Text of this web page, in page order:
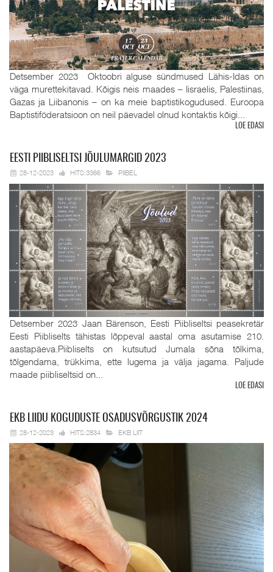
Detsember 2023 Oktoobri alguse sündmused Lähis-Idas on
väga murettekitavad. Kõigis neis maades – Iisraelis, Palestiinas,
Gazas ja Liibanonis – on ka meie baptistikogudused. Euroopa
Baptistiföderatsioon on neil päevadel olnud kontaktis kõigi...
LOE EDASI
EESTI PIIBLISELTSI JÕULUMARGID 2023
28-12-2023 HITS:3366 PIIBEL
Detsember 2023 Jaan Bärenson, Eesti Piibliseltsi peasekretär
Eesti Piibliselts tähistas lõppeval aastal oma asutamise 210.
aastapäeva.Piibliselts on kutsutud Jumala sõna tõlkima,
tõlgendama, trükkima, ette lugema ja välja jagama. Paljude
maade piibliseltsid on...
LOE EDASI
EKB LIIDU KOGUDUSTE OSADUSVÕRGUSTIK 2024
28-12-2023 HITS:2834 EKB LIIT